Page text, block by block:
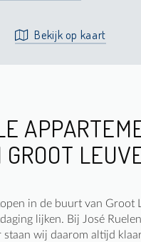
Bekijk op kaart
in de buurt van Groot
lijken. Bij José
staan wij daarom altijd